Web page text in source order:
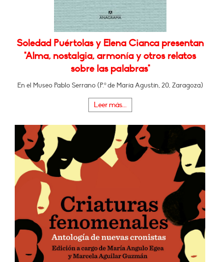
Soledad Puértolas y Elena Cianca presentan
"Alma, nostalgia, armonía y otros relatos
sobre las palabras"
En el Museo Pablo Serrano (P.º de María Agustín, 20, Zaragoza)
Leer más...